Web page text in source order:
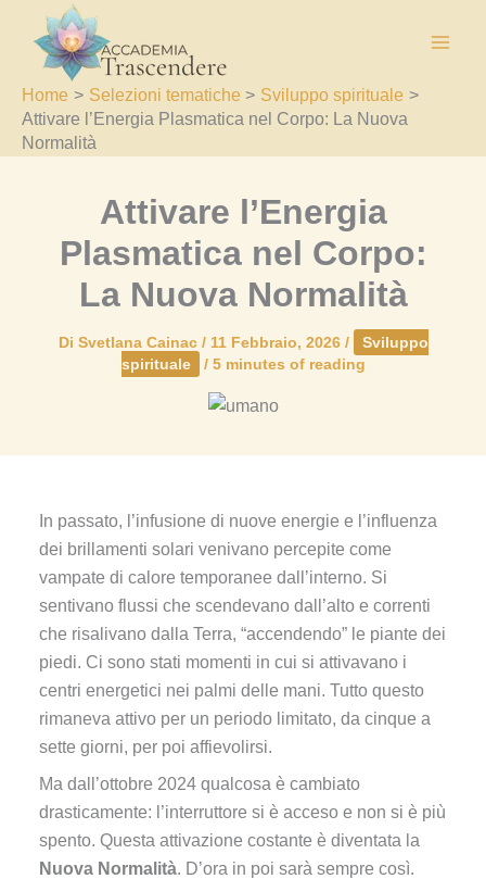
contenuto
Home
Selezioni tematiche
Sviluppo spirituale
Attivare l’Energia Plasmatica nel Corpo: La Nuova
Normalità
Attivare l’Energia
Plasmatica nel Corpo:
La Nuova Normalità
Di Svetlana Cainac / 11 Febbraio, 2026 /
Sviluppo
spirituale
/ 5 minutes of reading
In passato, l’infusione di nuove energie e l’influenza
dei brillamenti solari venivano percepite come
vampate di calore temporanee dall’interno. Si
sentivano flussi che scendevano dall’alto e correnti
che risalivano dalla Terra, “accendendo” le piante dei
piedi. Ci sono stati momenti in cui si attivavano i
centri energetici nei palmi delle mani. Tutto questo
rimaneva attivo per un periodo limitato, da cinque a
sette giorni, per poi affievolirsi.
Ma dall’ottobre 2024 qualcosa è cambiato
drasticamente: l’interruttore si è acceso e non si è più
spento. Questa attivazione costante è diventata la
Nuova Normalità. D’ora in poi sarà sempre così.